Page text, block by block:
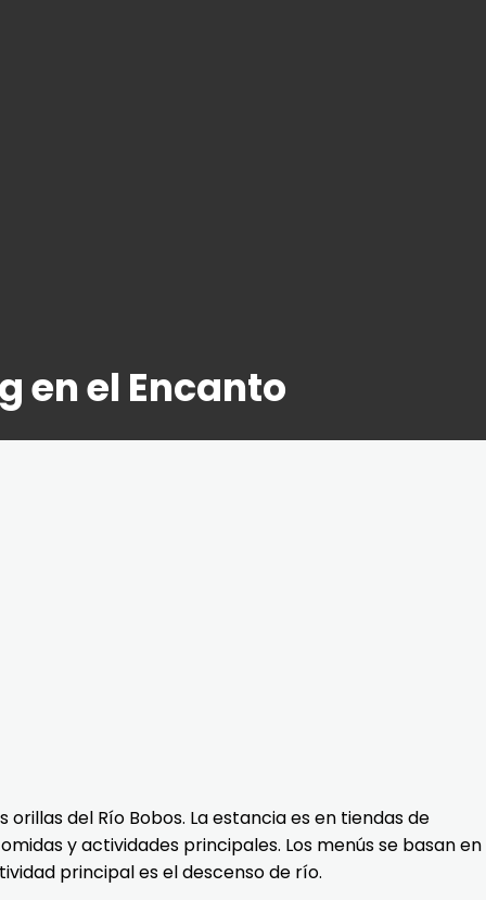
en el Encanto
del Río Bobos. La estancia es en tiendas de
y actividades principales. Los menús se basan en
principal es el descenso de río.